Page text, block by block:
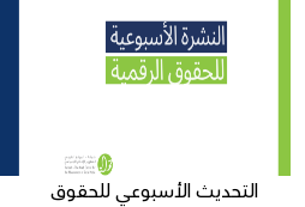
التحديث الأسبوعي للحقوق